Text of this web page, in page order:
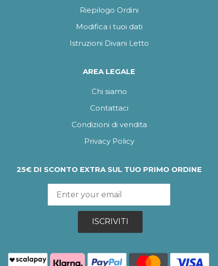
Riepilogo Ordini
Modifica i tuoi dati
Istruzioni Divani Letto
AREA LEGALE
Chi siamo
Contattaci
Condizioni di vendita
Privacy Policy
25€ DI SCONTO EXTRA SUL TUO PRIMO ORDINE
ISCRIVITI